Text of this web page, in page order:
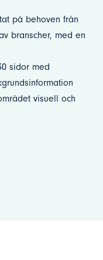
på behoven från
branscher, med en
sidor med
visuell och